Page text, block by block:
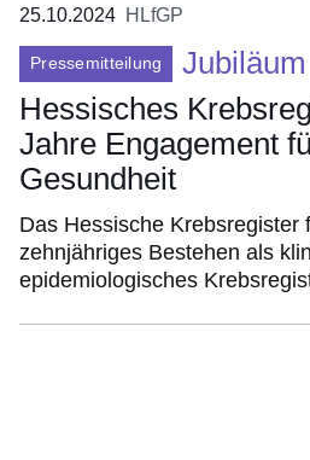
25.10.2024 HLfGP
Pressemitteilung
Jubiläum
Hessisches
Jahre Engagement
Gesundheit
Das Hessische Krebsregister
zehnjähriges Bestehen als
epidemiologisches